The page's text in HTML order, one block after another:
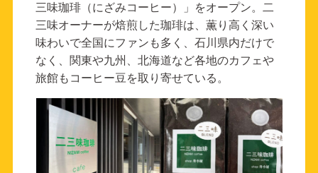
三味珈琲（にざみコーヒー）」をオープン。二
三味オーナーが焙煎した珈琲は、薫り高く深い
味わいで全国にファンも多く、石川県内だけで
なく、関東や九州、北海道など各地のカフェや
旅館もコーヒー豆を取り寄せている。